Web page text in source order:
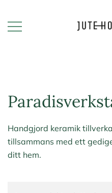
content
Handgjord keramik
tillsammans med ett
ditt hem.